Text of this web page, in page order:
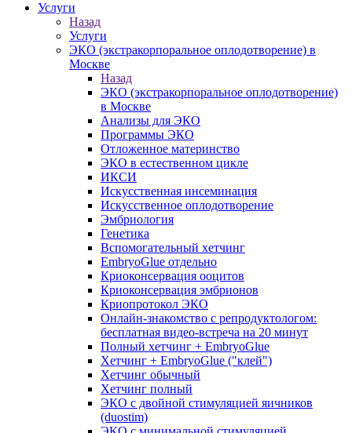
Услуги
Назад
Услуги
ЭКО (экстракорпоральное оплодотворение) в
Москве
Назад
ЭКО (экстракорпоральное оплодотворение)
в Москве
Анализы для ЭКО
Программы ЭКО
Отложенное материнство
ЭКО в естественном цикле
ИКСИ
Искусственная инсеминация
Искусственное оплодотворение
Эмбриология
Генетика
Вспомогательный хетчинг
EmbryoGlue отдельно
Криоконсервация ооцитов
Криоконсервация эмбрионов
Криопротокол ЭКО
Онлайн-знакомство с репродуктологом:
бесплатная видео-встреча на 20 минут
Полный хетчинг + ЕmbryoGlue
Хетчинг + EmbryoGlue ("клей")
Хетчинг обычный
Хетчинг полный
ЭКО с двойной стимуляцией яичников
(duostim)